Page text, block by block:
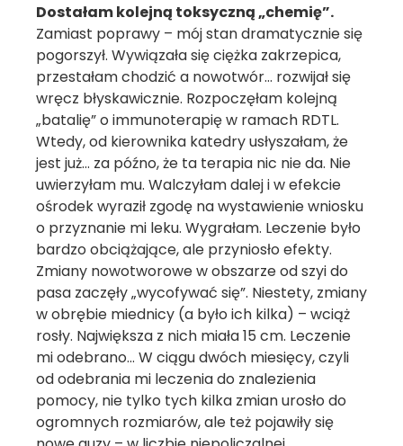
Dostałam kolejną toksyczną „chemię”.
Zamiast poprawy – mój stan dramatycznie się
pogorszył. Wywiązała się ciężka zakrzepica,
przestałam chodzić a nowotwór… rozwijał się
wręcz błyskawicznie. Rozpoczęłam kolejną
„batalię” o immunoterapię w ramach RDTL.
Wtedy, od kierownika katedry usłyszałam, że
jest już… za późno, że ta terapia nic nie da. Nie
uwierzyłam mu. Walczyłam dalej i w efekcie
ośrodek wyraził zgodę na wystawienie wniosku
o przyznanie mi leku. Wygrałam. Leczenie było
bardzo obciążające, ale przyniosło efekty.
Zmiany nowotworowe w obszarze od szyi do
pasa zaczęły „wycofywać się”. Niestety, zmiany
w obrębie miednicy (a było ich kilka) – wciąż
rosły. Największa z nich miała 15 cm. Leczenie
mi odebrano… W ciągu dwóch miesięcy, czyli
od odebrania mi leczenia do znalezienia
pomocy, nie tylko tych kilka zmian urosło do
ogromnych rozmiarów, ale też pojawiły się